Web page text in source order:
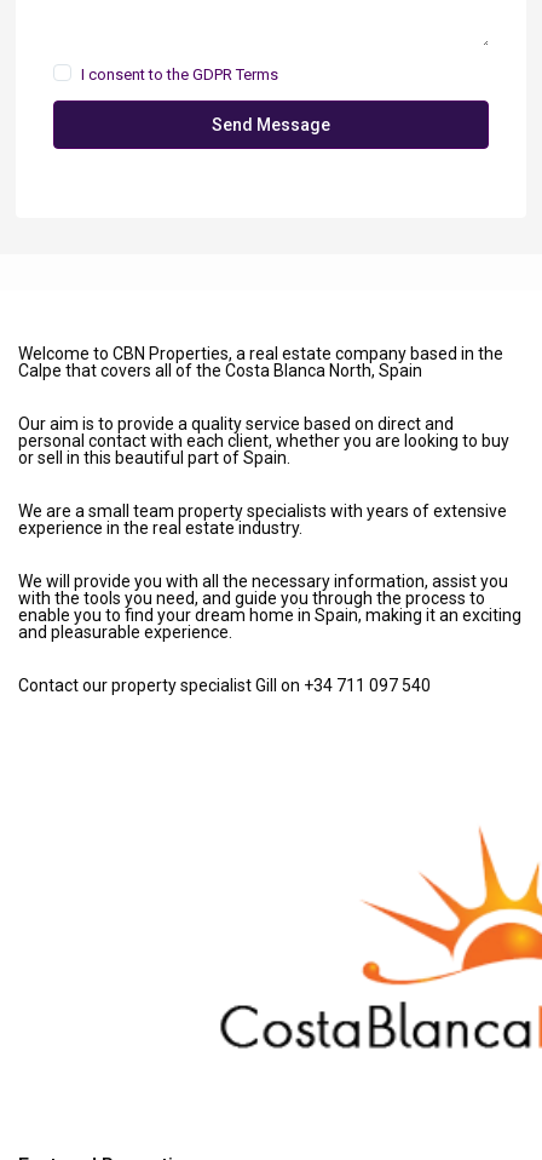
I consent to theGDPR Terms
Send Message
Welcome to CBN Properties, a real estate company based in the
Calpe that covers all of the Costa Blanca North, Spain
Our aim is to provide a quality service based on direct and
personal contact with each client, whether you are looking to buy
or sell in this beautiful part of Spain.
We are a small team property specialists with years of extensive
experience in the real estate industry.
We will provide you with all the necessary information, assist you
with the tools you need, and guide you through the process to
enable you to find your dream home in Spain, making it an exciting
and pleasurable experience.
Contact our property specialist Gill on +34 711 097 540